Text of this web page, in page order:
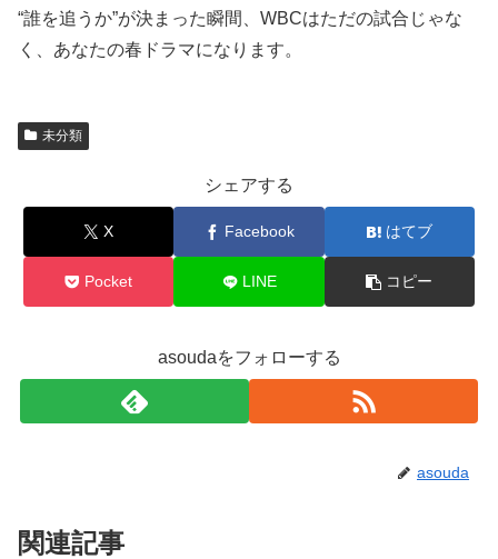
“誰を追うか”が決まった瞬間、WBCはただの試合じゃな
く、あなたの春ドラマになります。
未分類
シェアする
X Facebook はてブ
Pocket LINE コピー
asoudaをフォローする
asouda
関連記事